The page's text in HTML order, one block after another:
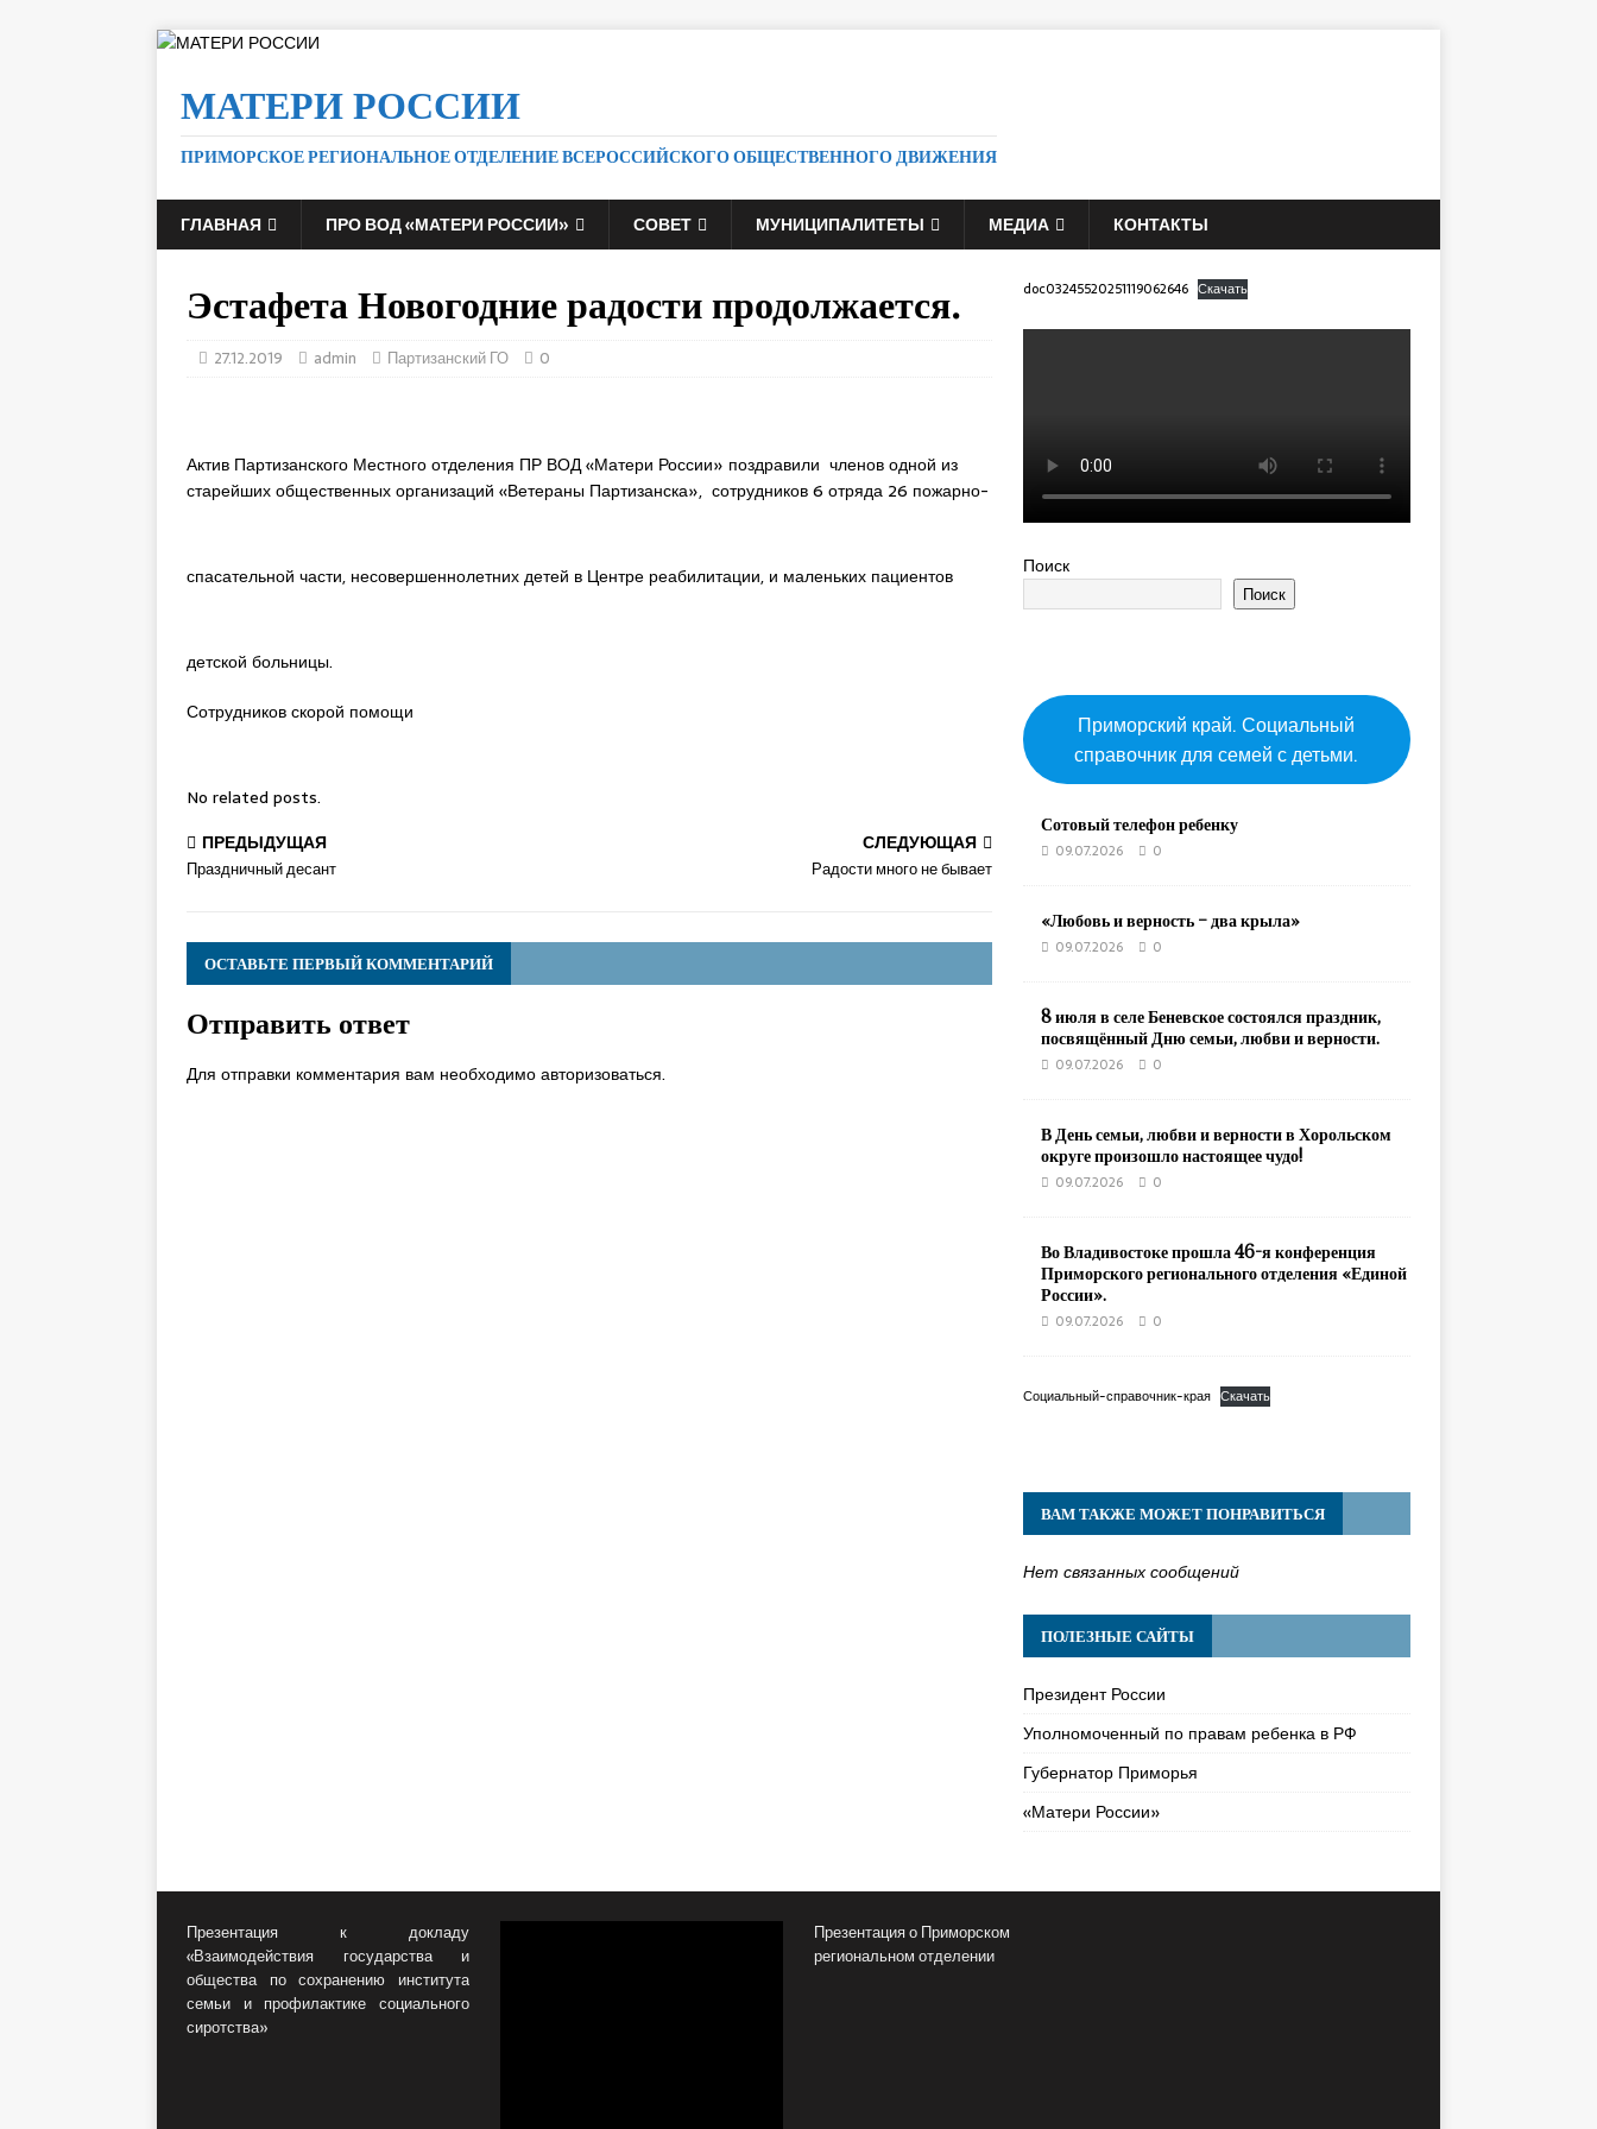
МАТЕРИ РОССИИ
ПРИМОРСКОЕ РЕГИОНАЛЬНОЕ ОТДЕЛЕНИЕ ВСЕРОССИЙСКОГО ОБЩЕСТВЕННОГО ДВИЖЕНИЯ
ГЛАВНАЯ ПРО ВОД «МАТЕРИ РОССИИ» СОВЕТ МУНИЦИПАЛИТЕТЫ МЕДИА КОНТАКТЫ
Эстафета Новогодние радости продолжается.
27.12.2019 admin Партизанский ГО 0
Актив Партизанского Местного отделения ПР ВОД «Матери России» поздравили членов одной из
старейших общественных организаций «Ветераны Партизанска», сотрудников 6 отряда 26 пожарно-
спасательной части, несовершеннолетних детей в Центре реабилитации, и маленьких пациентов
детской больницы.
Сотрудников скорой помощи
No related posts.
ПРЕДЫДУЩАЯ
Праздничный десант
СЛЕДУЮЩАЯ
Радости много не бывает
ОСТАВЬТЕ ПЕРВЫЙ КОММЕНТАРИЙ
Отправить ответ
Для отправки комментария вам необходимоавторизоваться.
doc03245520251119062646 Скачать
Поиск
Поиск
Приморский край. Социальный
справочник для семей с детьми.
Сотовый телефон ребенку
09.07.2026 0
«Любовь и верность – два крыла»
09.07.2026 0
8 июля в селе Беневское состоялся праздник,
посвящённый Дню семьи, любви и верности.
09.07.2026 0
В День семьи, любви и верности в Хорольском
округе произошло настоящее чудо!
09.07.2026 0
Во Владивостоке прошла 46-я конференция
Приморского регионального отделения «Единой
России».
09.07.2026 0
Социальный-справочник-края Скачать
ВАМ ТАКЖЕ МОЖЕТ ПОНРАВИТЬСЯ
Нет связанных сообщений
ПОЛЕЗНЫЕ САЙТЫ
Президент России
Уполномоченный по правам ребенка в РФ
Губернатор Приморья
«Матери России»
Презентация к докладу
«Взаимодействия государства и
общества по сохранению института
семьи и профилактике социального
сиротства»
Презентация о Приморском
региональном отделении